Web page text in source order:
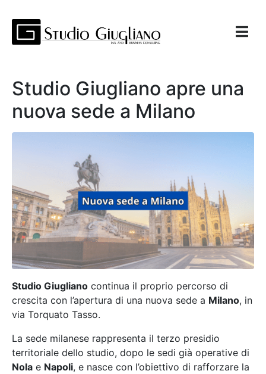
Studio Giugliano apre una
nuova sede a Milano
Studio Giugliano continua il proprio percorso di
crescita con l’apertura di una nuova sede a Milano, in
via Torquato Tasso.
La sede milanese rappresenta il terzo presidio
territoriale dello studio, dopo le sedi già operative di
Nola e Napoli, e nasce con l’obiettivo di rafforzare la